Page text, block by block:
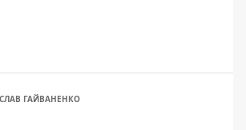
ГАЙВАНЕНКО